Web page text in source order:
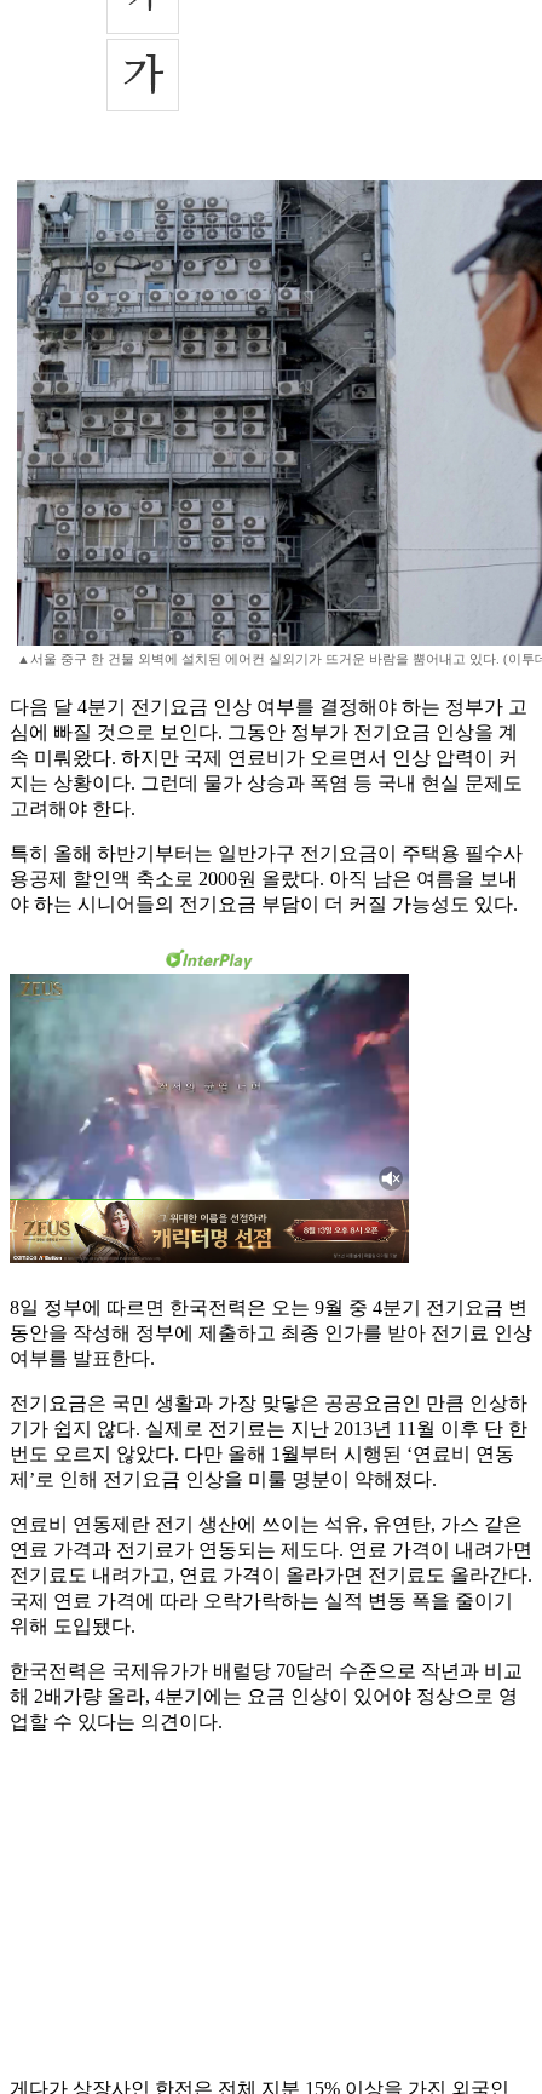
▲서울 중구 한 건물 외벽에 설치된 에어컨 실외기가 뜨거운 바람을 뿜어내고 있다. (이투
다음 달 4분기 전기요금 인상 여부를 결정해야 하는 정부가 고
심에 빠질 것으로 보인다. 그동안 정부가 전기요금 인상을 계
속 미뤄왔다. 하지만 국제 연료비가 오르면서 인상 압력이 커
지는 상황이다. 그런데 물가 상승과 폭염 등 국내 현실 문제도
고려해야 한다.
특히 올해 하반기부터는 일반가구 전기요금이 주택용 필수사
용공제 할인액 축소로 2000원 올랐다. 아직 남은 여름을 보내
야 하는 시니어들의 전기요금 부담이 더 커질 가능성도 있다.
8일 정부에 따르면 한국전력은 오는 9월 중 4분기 전기요금 변
동안을 작성해 정부에 제출하고 최종 인가를 받아 전기료 인상
여부를 발표한다.
전기요금은 국민 생활과 가장 맞닿은 공공요금인 만큼 인상하
기가 쉽지 않다. 실제로 전기료는 지난 2013년 11월 이후 단 한
번도 오르지 않았다. 다만 올해 1월부터 시행된 ‘연료비 연동
제’로 인해 전기요금 인상을 미룰 명분이 약해졌다.
연료비 연동제란 전기 생산에 쓰이는 석유, 유연탄, 가스 같은
연료 가격과 전기료가 연동되는 제도다. 연료 가격이 내려가면
전기료도 내려가고, 연료 가격이 올라가면 전기료도 올라간다.
국제 연료 가격에 따라 오락가락하는 실적 변동 폭을 줄이기
위해 도입됐다.
한국전력은 국제유가가 배럴당 70달러 수준으로 작년과 비교
해 2배가량 올라, 4분기에는 요금 인상이 있어야 정상으로 영
업할 수 있다는 의견이다.
게다가 상장사인 한전은 전체 지분 15% 이상을 가진 외국인